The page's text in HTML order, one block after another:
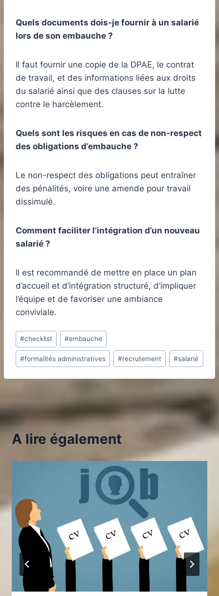
Quels documents dois-je fournir à un salarié
lors de son embauche ?
Il faut fournir une copie de la DPAE, le contrat
de travail, et des informations liées aux droits
du salarié ainsi que des clauses sur la lutte
contre le harcèlement.
Quels sont les risques en cas de non-respect
des obligations d’embauche ?
Le non-respect des obligations peut entraîner
des pénalités, voire une amende pour travail
dissimulé.
Comment faciliter l’intégration d’un nouveau
salarié ?
Il est recommandé de mettre en place un plan
d’accueil et d’intégration structuré, d’impliquer
l’équipe et de favoriser une ambiance
conviviale.
Étiquettes
de
la
#checklist #embauche
#formalités administratives #recrutement #salarié
A lire également